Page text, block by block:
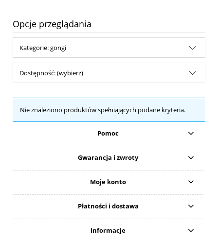
Opcje przeglądania
Kategorie: gongi
Dostępność: (wybierz)
Nie znaleziono produktów spełniających podane kryteria.
Pomoc
Gwarancja i zwroty
Moje konto
Płatności i dostawa
Informacje